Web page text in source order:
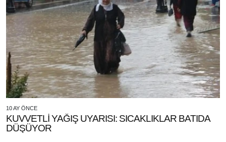
10 AY ÖNCE
KUVVETLİ YAĞIŞ UYARISI: SICAKLIKLAR BATIDA
DÜŞÜYOR